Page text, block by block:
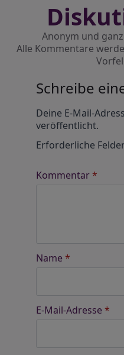
Anonym und
Alle Kommentare
Schreibe
Deine E-Mail-
veröffentlicht.
Erforderliche
Kommentar*
Name *
E-Mail-Adresse *